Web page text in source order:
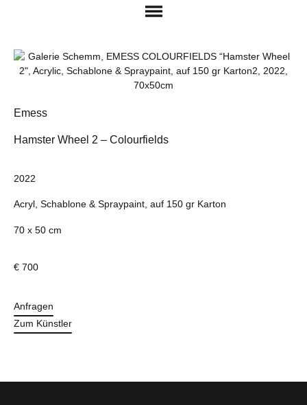
Emess
Hamster Wheel 2 – Colourfields
2022
Acryl, Schablone & Spraypaint, auf 150 gr Karton
70 x 50 cm
€ 700
Anfragen
Zum Künstler